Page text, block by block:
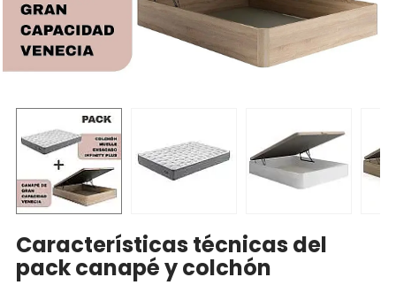
Características técnicas del
pack canapé y colchón